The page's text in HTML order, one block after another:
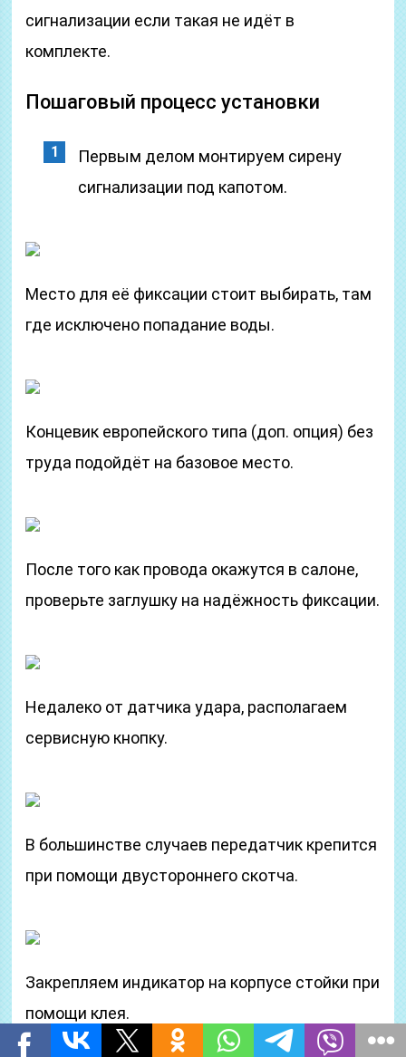
сигнализации если такая не идёт в
комплекте.
Пошаговый процесс установки
Первым делом монтируем сирену
сигнализации под капотом.
Место для её фиксации стоит выбирать, там
где исключено попадание воды.
Концевик европейского типа (доп. опция) без
труда подойдёт на базовое место.
После того как провода окажутся в салоне,
проверьте заглушку на надёжность фиксации.
Недалеко от датчика удара, располагаем
сервисную кнопку.
В большинстве случаев передатчик крепится
при помощи двустороннего скотча.
Закрепляем индикатор на корпусе стойки при
помощи клея.